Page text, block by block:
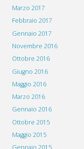
Marzo 2017
Febbraio 2017
Gennaio 2017
Novembre 2016
Ottobre 2016
Giugno 2016
Maggio 2016
Marzo 2016
Gennaio 2016
Ottobre 2015
Maggio 2015